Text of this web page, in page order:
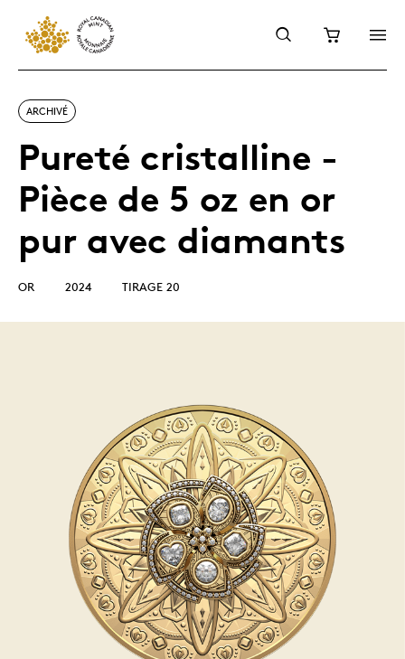
ARCHIVÉ
Pureté cristalline -
Pièce de 5 oz en or
pur avec diamants
OR 2024 TIRAGE 20